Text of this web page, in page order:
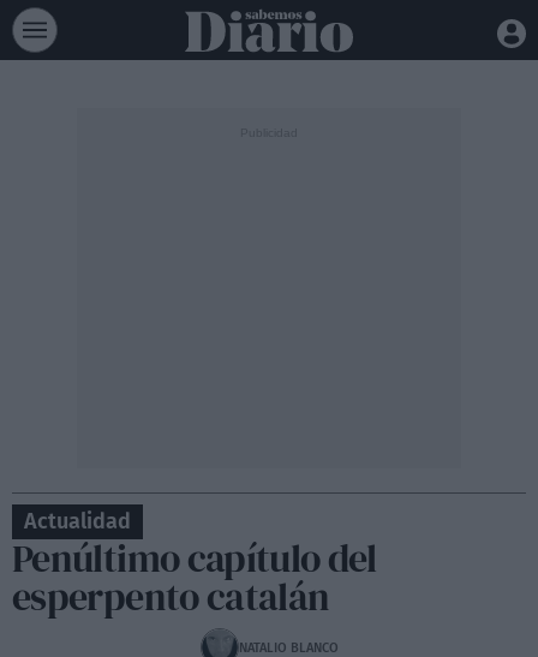
Actualidad
Penúltimo capítulo del
esperpento catalán
NATALIO BLANCO